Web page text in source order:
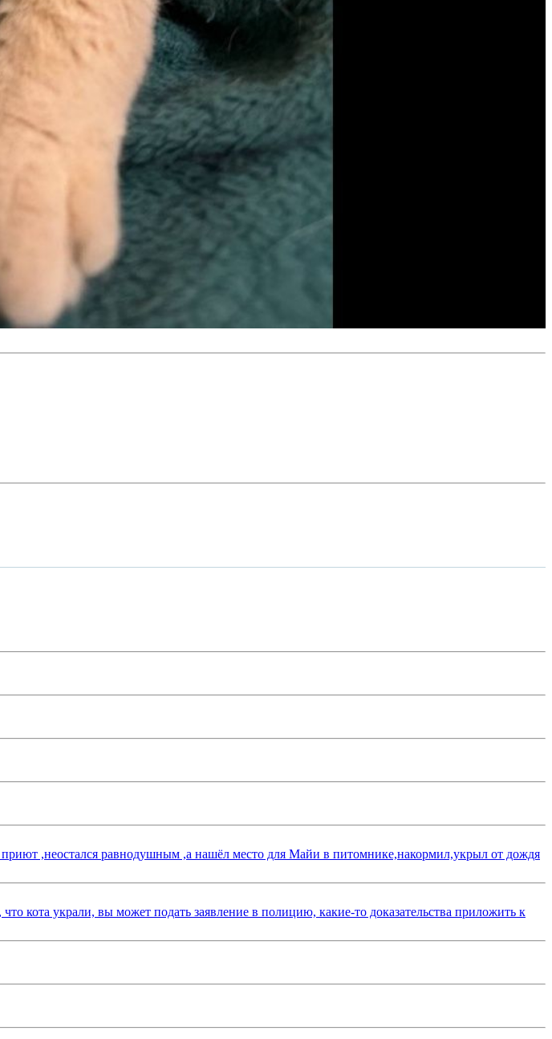
,неостался равнодушным ,а нашёл место для Майи в питомнике,накормил,укрыл от дождя
кота украли, вы может подать заявление в полицию, какие-то доказательства приложить к